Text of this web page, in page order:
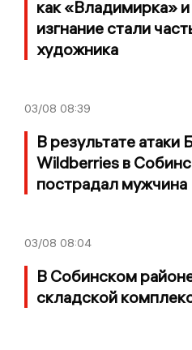
как «Владимирка»
изгнание стали
художника
03/08 08:39
В результате
Wildberries в
пострадал мужчина
03/08 08:04
В Собинском
складской